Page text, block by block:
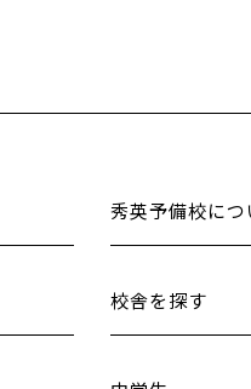
秀英予備校につ
校舎を探す